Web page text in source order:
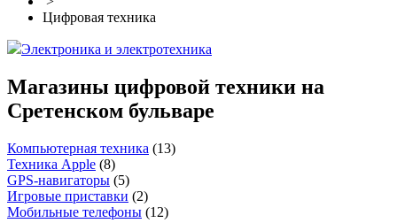
Цифровая техника
Электроника и электротехника
Магазины цифровой техники на
Сретенском бульваре
Компьютерная техника (13)
Техника Apple (8)
GPS-навигаторы (5)
Игровые приставки (2)
Мобильные телефоны (12)